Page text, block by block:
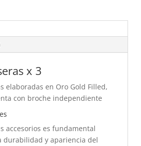
x 3
elaboradas en Oro Gold Filled,
con broche independiente
accesorios es fundamental
durabilidad y apariencia del